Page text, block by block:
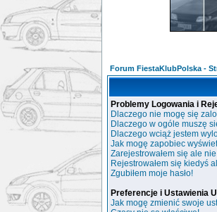
Forum FiestaKlubPolska -
Problemy Logowania i
Dlaczego nie mogę się
Dlaczego w ogóle muszę
Dlaczego wciąż jestem
Jak mogę zapobiec
Zarejestrowałem się ale
Rejestrowałem się kiedyś
Zgubiłem moje hasło!
Preferencje i Ustawienia
Jak mogę zmienić swoje